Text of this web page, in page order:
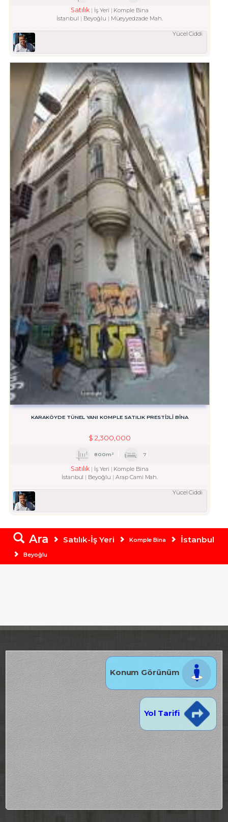
Satılık İş Yeri
Komple Bina
İstanbul
Beyoğlu Müeyyedzade Mah.
Yücel Ciddi
KARAKÖYDE TÜNEL YANI KOMPLE SATILIK PRESTİJLİ BİNA
$ 2,300,000
800m² 7
Satılık İş Yeri
Komple Bina
İstanbul
Beyoğlu Arap Cami Mah.
Yücel Ciddi
Ara Satılık-İş Yeri Komple Bina İstanbul
Beyoğlu
Konum Görünüm
Yol Tarifi